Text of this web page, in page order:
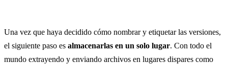
Una vez que haya decidido cómo nombrar y etiquetar las versiones,
el siguiente paso es almacenarlas en un solo lugar. Con todo el
mundo extrayendo y enviando archivos en lugares dispares como